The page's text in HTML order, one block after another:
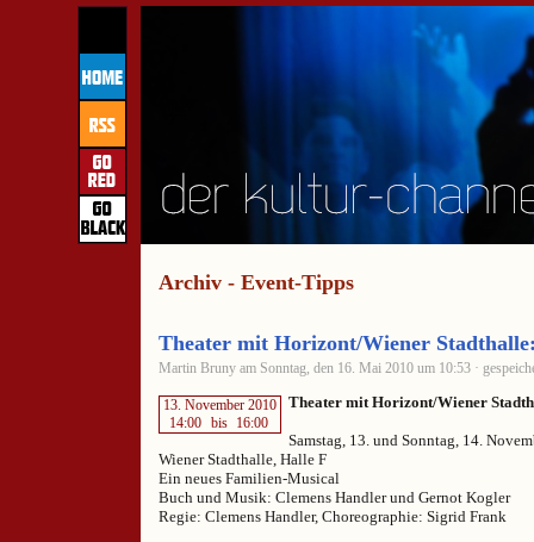
Archiv - Event-Tipps
Theater mit Horizont/Wiener
Martin Bruny am Sonntag, den 16. Mai 2010 um 10:53 ·
13. November 2010
14:00 bis 16:00
Theater mit Horizont/Wiener
Samstag, 13. und Sonntag, 14.
Wiener Stadthalle, Halle F
Ein neues Familien-Musical
Buch und Musik: Clemens Handler und Gernot Kogler
Regie: Clemens Handler, Choreographie: Sigrid Frank